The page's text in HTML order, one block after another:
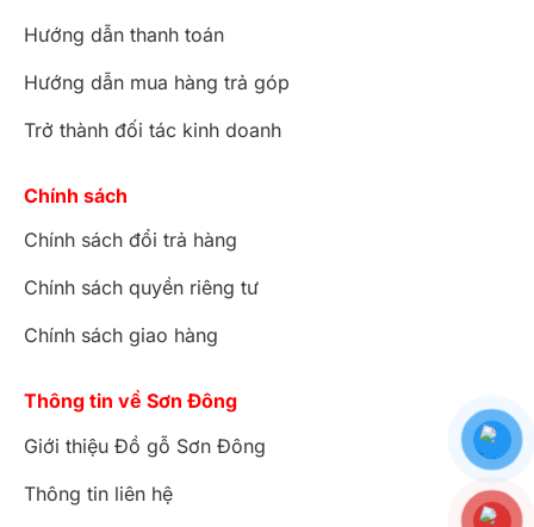
Hướng dẫn thanh toán
Hướng dẫn mua hàng trả góp
Trở thành đối tác kinh doanh
Chính sách
Chính sách đổi trả hàng
Chính sách quyền riêng tư
Chính sách giao hàng
Thông tin về Sơn Đông
Giới thiệu Đồ gỗ Sơn Đông
Thông tin liên hệ